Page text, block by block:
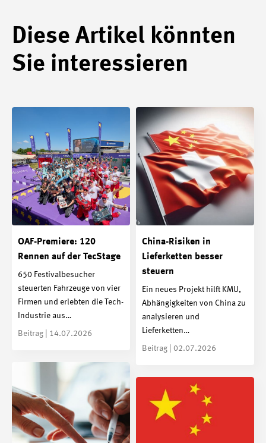
Diese Artikel könnten
Sie interessieren
OAF-Premiere: 120
Rennen auf der TecStage
650 Festivalbesucher
steuerten Fahrzeuge von vier
Firmen und erlebten die Tech-
Industrie aus…
Beitrag | 14.07.2026
China-Risiken in
Lieferketten besser
steuern
Ein neues Projekt hilft KMU,
Abhängigkeiten von China zu
analysieren und
Lieferketten…
Beitrag | 02.07.2026